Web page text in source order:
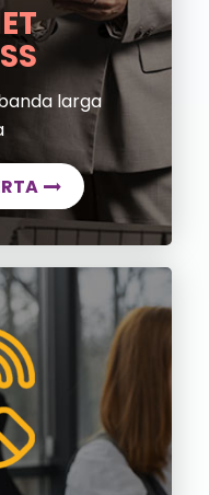
larga